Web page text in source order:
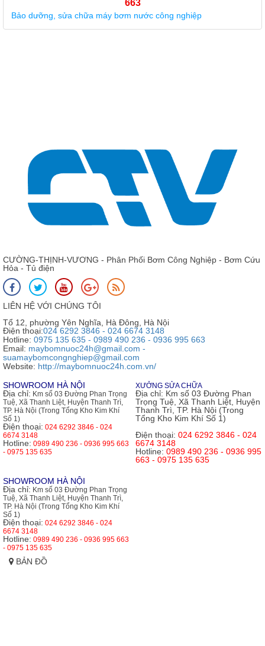
CƯỜNG-THỊNH-VƯƠNG - Phân Phối Bơm Công Nghiệp - Bơm Cứu
Hỏa - Tủ điện
LIÊN HỆ VỚI CHÚNG TÔI
Tổ 12, phường Yên Nghĩa, Hà Đông, Hà Nội
Điện thoại:024 6292 3846 - 024 6674 3148
Hotline: 0975 135 635 - 0989 490 236 - 0936 995 663
Email: maybomnuoc24h@gmail.com -
suamaybomcongnghiep@gmail.com
Website: http://maybomnuoc24h.com.vn/
SHOWROOM HÀ NỘI
Địa chỉ: Km số 03 Đường Phan Trọng
Tuệ, Xã Thanh Liệt, Huyện Thanh Trì,
TP. Hà Nội (Trong Tổng Kho Kim Khí
Số 1)
Điện thoại: 024 6292 3846 - 024
6674 3148
Hotline: 0989 490 236 - 0936 995 663
- 0975 135 635
XƯỞNG SỬA CHỮA
Địa chỉ: Km số 03 Đường Phan
Trọng Tuệ, Xã Thanh Liệt, Huyện
Thanh Trì, TP. Hà Nội (Trong
Tổng Kho Kim Khí Số 1)
Điện thoại: 024 6292 3846 - 024
6674 3148
Hotline: 0989 490 236 - 0936 995
663 - 0975 135 635
SHOWROOM HÀ NỘI
Địa chỉ: Km số 03 Đường Phan Trọng
Tuệ, Xã Thanh Liệt, Huyện Thanh Trì,
TP. Hà Nội (Trong Tổng Kho Kim Khí
Số 1)
Điện thoại: 024 6292 3846 - 024
6674 3148
Hotline: 0989 490 236 - 0936 995 663
- 0975 135 635
BẢN ĐỒ